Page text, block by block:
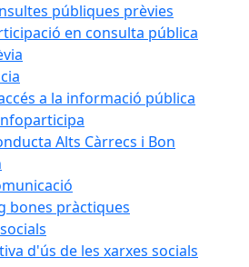
públiques prèvies
en consulta pública
a la informació pública
Alts Càrrecs i Bon
bones pràctiques
d'ús de les xarxes socials